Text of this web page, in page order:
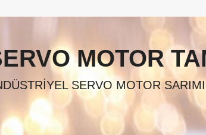
MOTOR
SERVO MOTOR SARIMI